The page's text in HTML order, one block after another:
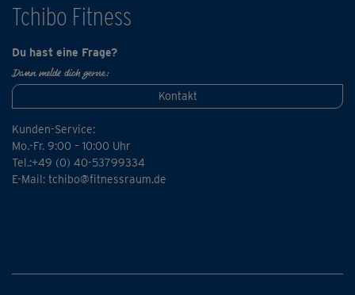
Tchibo Fitness
Du hast eine Frage?
Dann melde dich gerne:
Kontakt
Kunden-Service:
Mo.-Fr. 9:00 – 10:00 Uhr
Tel.:+49 (0) 40-53799334
E-Mail: tchibo@fitnessraum.de